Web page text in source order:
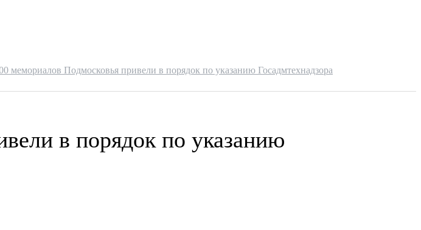
мемориалов Подмосковья привели в порядок по указанию Госадмтехнадзора
в порядок по указанию